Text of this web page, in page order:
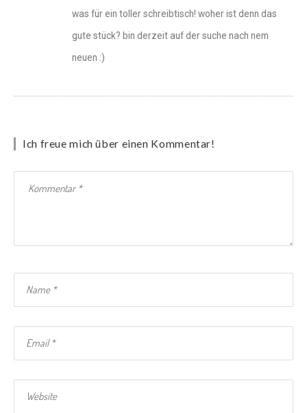
was für ein toller schreibtisch! woher ist denn das
gute stück? bin derzeit auf der suche nach nem
neuen :)
Ich freue mich über einen Kommentar!